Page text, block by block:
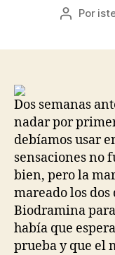
Autor
Por
Dos semanas
nadar por
debíamos usar
sensaciones no
bien, pero la
mareado los dos
Biodramina
había que
prueba y que el